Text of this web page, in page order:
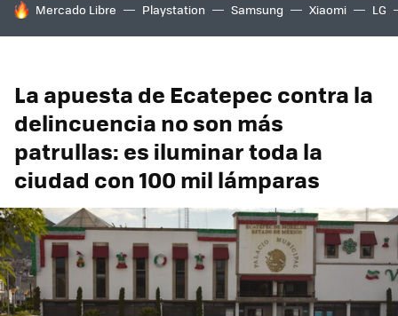
HOY SE HABLA DE
Mercado Libre Playstation Samsung Xiaomi LG
La apuesta de Ecatepec contra la
delincuencia no son más
patrullas: es iluminar toda la
ciudad con 100 mil lámparas